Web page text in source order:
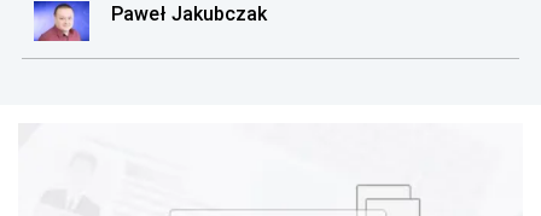
Paweł Jakubczak